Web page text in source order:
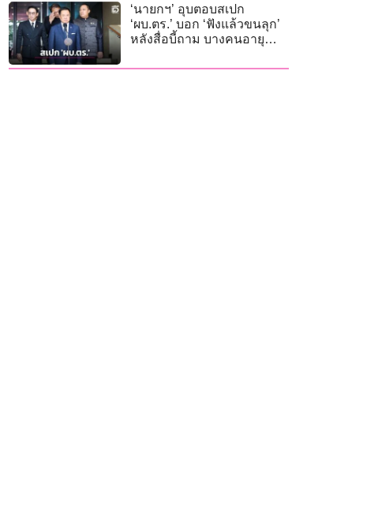
‘นายกฯ’ อุบตอบสเปก
‘ผบ.ตร.’ บอก ‘ฟังแล้วขนลุก’
หลังสื่อบี้ถาม บางคนอายุ